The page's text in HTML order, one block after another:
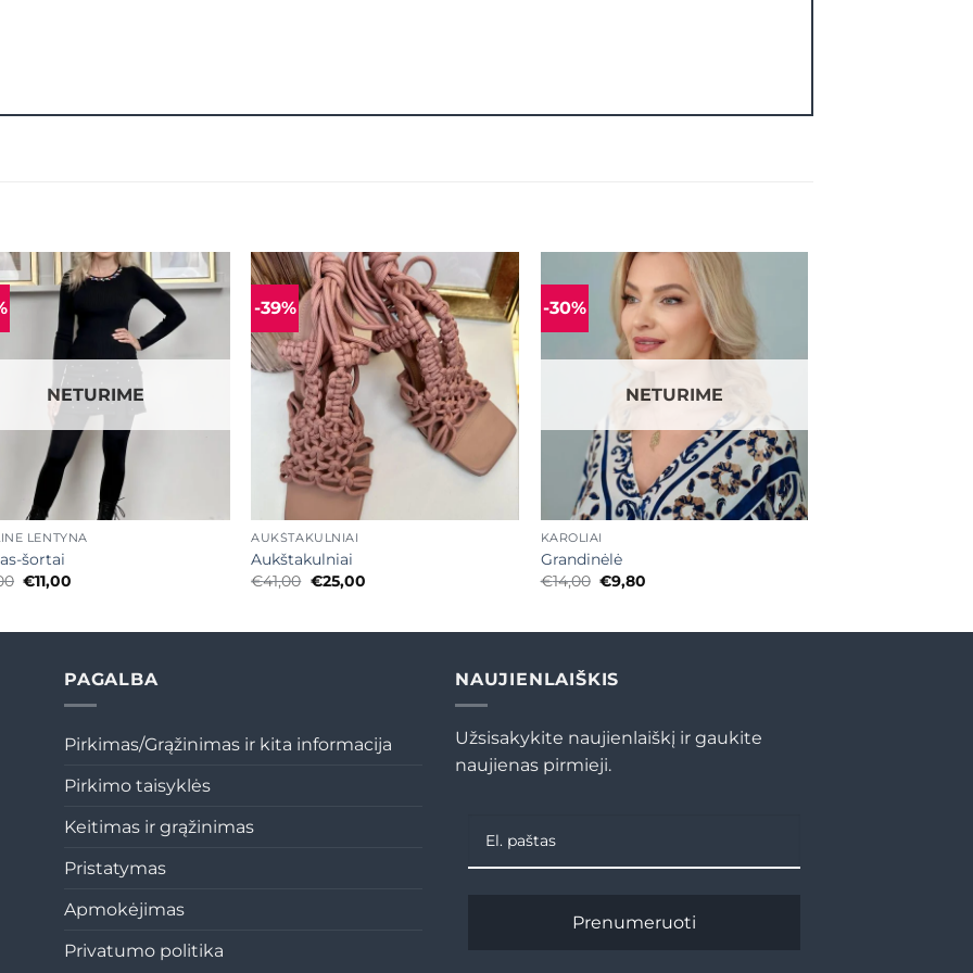
Mėgstamiausias
NETURIME
LENTYNA
šortai
Original
price
€11,00
-39% Mėgstamiausias
AUKŠTAKULNIAI
Aukštakulniai
€41,00 Original
price
€25,00Current
-30% Mėgstamiausias
NETURIME
KAROLIAI
Grandinėlė
€14,00 Original
price
€9,80Current
PAGALBA
Pirkimas/Grąžinimas ir kita informacija
Pirkimo taisyklės
Keitimas ir grąžinimas
Pristatymas
Apmokėjimas
Privatumo politika
NAUJIENLAIŠKIS
Užsisakykite naujienlaiškį ir gaukite
naujienas pirmieji.
Prenumeruoti